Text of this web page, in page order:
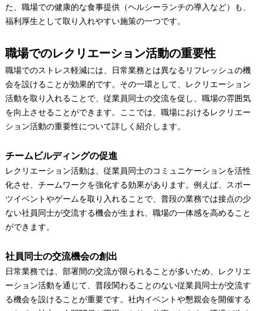
た、職場での健康的な食事提供（ヘルシーランチの導入など）も、
福利厚生として取り入れやすい施策の一つです。
職場でのレクリエーション活動の重要性
職場でのストレス軽減には、日常業務とは異なるリフレッシュの機
会を設けることが効果的です。その一環として、レクリエーション
活動を取り入れることで、従業員同士の交流を促し、職場の雰囲気
を向上させることができます。ここでは、職場におけるレクリエー
ション活動の重要性について詳しく紹介します。
チームビルディングの促進
レクリエーション活動は、従業員同士のコミュニケーションを活性
化させ、チームワークを強化する効果があります。例えば、スポー
ツイベントやゲームを取り入れることで、普段の業務では接点の少
ない社員同士が交流する機会が生まれ、職場の一体感を高めること
ができます。
社員同士の交流機会の創出
日常業務では、部署間の交流が限られることが多いため、レクリエ
ーション活動を通じて、普段関わることのない従業員同士が交流す
る機会を設けることが重要です。社内イベントや懇親会を開催する